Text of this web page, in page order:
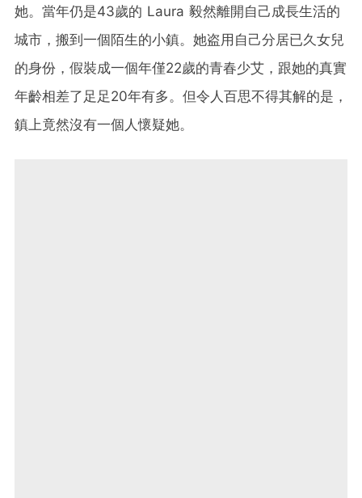
她。當年仍是43歲的 Laura 毅然離開自己成長生活的
城市，搬到一個陌生的小鎮。她盗用自己分居已久女兒
的身份，假裝成一個年僅22歲的青春少艾，跟她的真實
年齡相差了足足20年有多。但令人百思不得其解的是，
鎮上竟然沒有一個人懷疑她。